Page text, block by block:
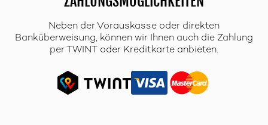
Neben der Vorauskasse oder direkten
Banküberweisung, können wir Ihnen auch die Zahlung
per TWINT oder Kreditkarte anbieten.